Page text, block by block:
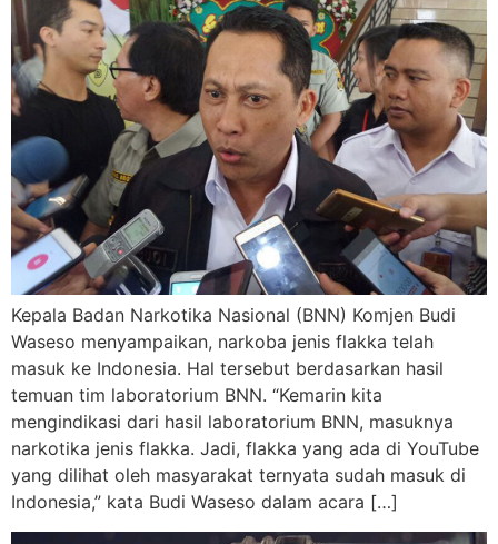
Kepala Badan Narkotika Nasional (BNN) Komjen Budi
Waseso menyampaikan, narkoba jenis flakka telah
masuk ke Indonesia. Hal tersebut berdasarkan hasil
temuan tim laboratorium BNN. “Kemarin kita
mengindikasi dari hasil laboratorium BNN, masuknya
narkotika jenis flakka. Jadi, flakka yang ada di YouTube
yang dilihat oleh masyarakat ternyata sudah masuk di
Indonesia,” kata Budi Waseso dalam acara […]